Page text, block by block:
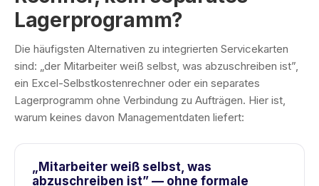
Lagerprogramm?
Die häufigsten Alternativen zu integrierten Servicekarten
sind: „der Mitarbeiter weiß selbst, was abzuschreiben ist”,
ein Excel-Selbstkostenrechner oder ein separates
Lagerprogramm ohne Verbindung zu Aufträgen. Hier ist,
warum keines davon Managementdaten liefert:
„Mitarbeiter weiß selbst, was
abzuschreiben ist” — ohne formale